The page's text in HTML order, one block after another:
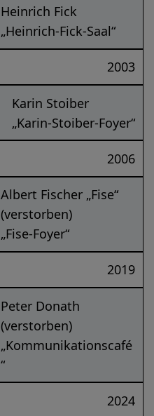
Heinrich Fick
„Heinrich-Fick-Saal“
2003
Karin Stoiber
„Karin-Stoiber-Foyer“
2006
Albert Fischer „Fise“
(verstorben)
„Fise-Foyer“
2019
Peter Donath
(verstorben)
„Kommunikationscafé
“
2024